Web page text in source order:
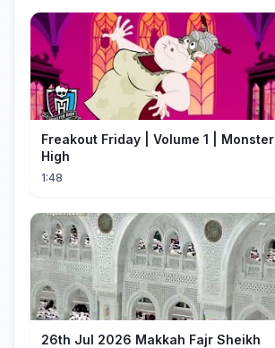
Freakout Friday | Volume 1 | Monster
High
1:48
26th Jul 2026 Makkah Fajr Sheikh